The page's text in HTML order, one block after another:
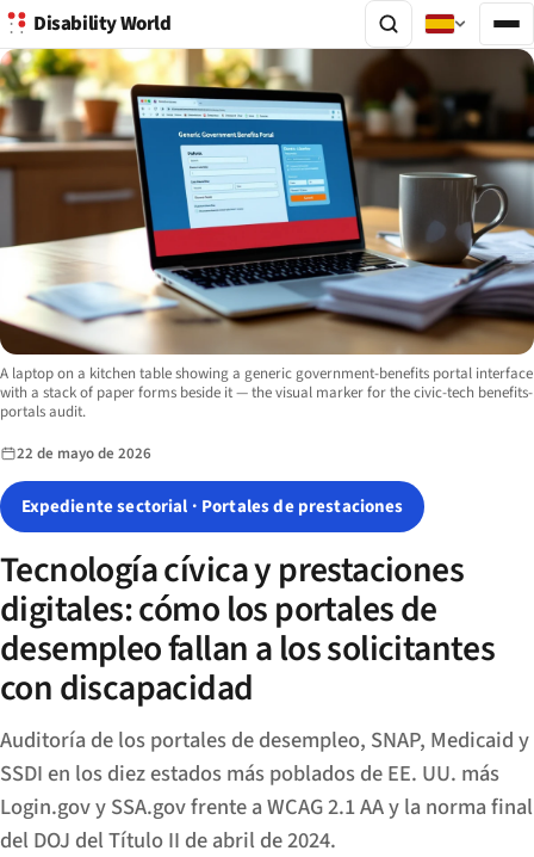
Disability World
Image description:
A laptop on a kitchen table showing a generic government-benefits portal interface
with a stack of paper forms beside it — the visual marker for the civic-tech benefits-
portals audit.
22 de mayo de 2026
Expediente sectorial · Portales de prestaciones
Tecnología cívica y prestaciones
digitales: cómo los portales de
desempleo fallan a los solicitantes
con discapacidad
Auditoría de los portales de desempleo, SNAP, Medicaid y
SSDI en los diez estados más poblados de EE. UU. más
Login.gov y SSA.gov frente a WCAG 2.1 AA y la norma final
del DOJ del Título II de abril de 2024.